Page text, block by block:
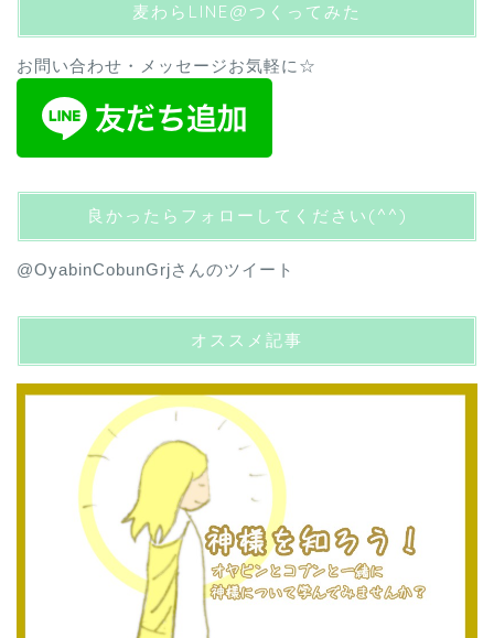
麦わらLINE@つくってみた
お問い合わせ・メッセージお気軽に☆
良かったらフォローしてください(^^)
@OyabinCobunGrjさんのツイート
オススメ記事